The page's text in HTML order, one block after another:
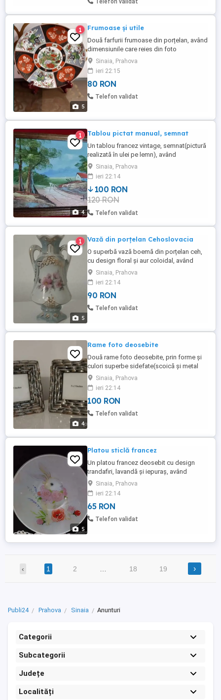
Telefon validat
5
1 Frumoase și utile
Două farfurii frumoase din porțelan, având
dimensiunile care reies din foto
(moștenire - impecabile). Preț fix 150 lei,
ambele sau la buc..
Sinaia, Prahova
ieri 22:15
80 RON
Telefon validat
4
1 Tablou pictat manual, semnat
Un tablou francez vintage, semnat(pictură
realizată în ulei pe lemn), având
dimensiunile 23x27 cm
Sinaia, Prahova
ieri 22:14
100 RON
120 RON
Telefon validat
5
1 Vază din porțelan Cehoslovacia
O superbă vază boemă din porțelan ceh,
cu design floral și aur coloidal, având
deschidere 5, 5 cm, iar înălțimea de 14 cm.
Ps. Posibilitate de predare personală în
București(detalii la telefon), ms!
Sinaia, Prahova
ieri 22:14
90 RON
Telefon validat
4
Rame foto deosebite
Două rame foto deosebite, prin forme și
culori superbe sidefate(scoică și metal
alamă, cupru - cu etichetă).
Sinaia, Prahova
ieri 22:14
100 RON
Telefon validat
5
Platou sticlă francez
Un platou francez deosebit cu design
trandafiri, lavandă și iepuraș, având
diametrul de 30 cm, iar adâncimea de 6
cm. Produsul arată excepțional! Ps.
Posibilitate de predare personală în
București (detalii la telefon), ms!
Sinaia, Prahova
ieri 22:14
65 RON
Telefon validat
‹ 1 2 18 19 ›
Publi24 Prahova Sinaia Anunturi
Categorii
Subcategorii
Județe
Localități